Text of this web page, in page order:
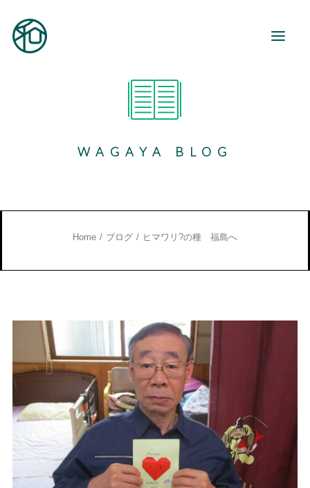
事業所紹介
お役立ち情報
WAGAYA BLOG
Home ブログ ヒマワリ?の種 福島へ